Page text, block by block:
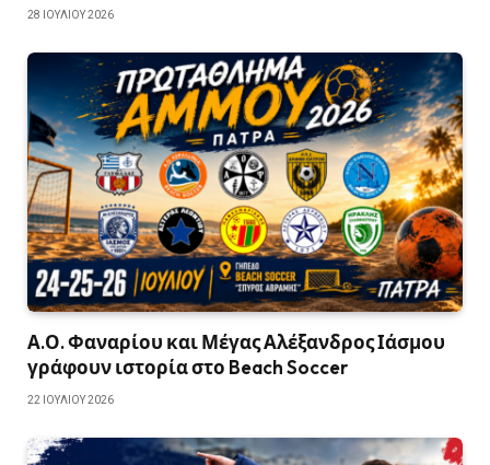
28 ΙΟΥΛΊΟΥ 2026
Α.Ο. Φαναρίου και Μέγας Αλέξανδρος Ιάσμου
γράφουν ιστορία στο Beach Soccer
22 ΙΟΥΛΊΟΥ 2026